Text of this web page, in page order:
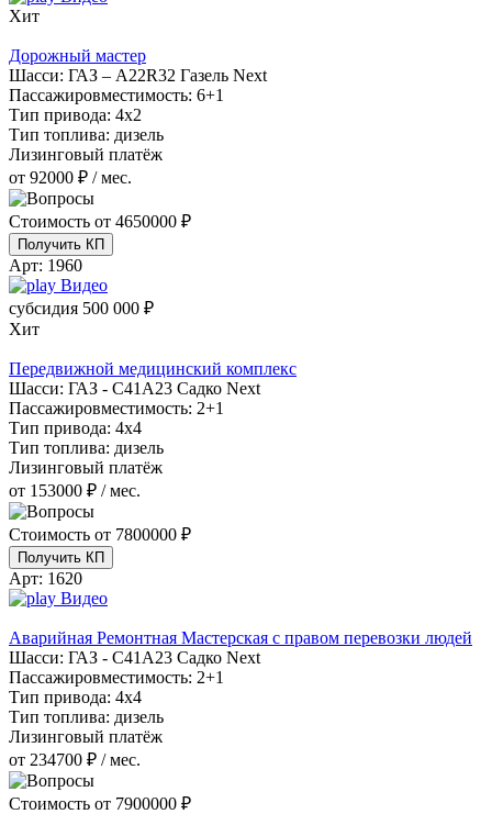
Хит
Дорожный мастер
Шасси: ГАЗ – A22R32 Газель Next
Пассажировместимость: 6+1
Тип привода: 4х2
Тип топлива: дизель
Лизинговый платёж
от 92000 ₽ / мес.
Стоимость от 4650000 ₽
Получить КП
Арт: 1960
Видео
субсидия 500 000 ₽
Хит
Передвижной медицинский комплекс
Шасси: ГАЗ - С41А23 Садко Next
Пассажировместимость: 2+1
Тип привода: 4х4
Тип топлива: дизель
Лизинговый платёж
от 153000 ₽ / мес.
Стоимость от 7800000 ₽
Получить КП
Арт: 1620
Видео
Аварийная Ремонтная Мастерская с правом перевозки людей
Шасси: ГАЗ - С41А23 Садко Next
Пассажировместимость: 2+1
Тип привода: 4х4
Тип топлива: дизель
Лизинговый платёж
от 234700 ₽ / мес.
Стоимость от 7900000 ₽